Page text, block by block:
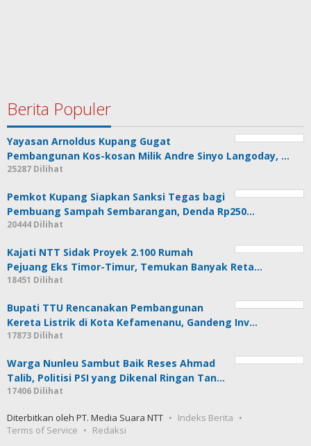
Berita Populer
Yayasan Arnoldus Kupang Gugat
Pembangunan Kos-kosan Milik Andre Sinyo Langoday, …
25287 Dilihat
Pemkot Kupang Siapkan Sanksi Tegas bagi
Pembuang Sampah Sembarangan, Denda Rp250…
20444 Dilihat
Kajati NTT Sidak Proyek 2.100 Rumah
Pejuang Eks Timor-Timur, Temukan Banyak Reta…
18451 Dilihat
Bupati TTU Rencanakan Pembangunan
Kereta Listrik di Kota Kefamenanu, Gandeng Inv…
17873 Dilihat
Warga Nunleu Sambut Baik Reses Ahmad
Talib, Politisi PSI yang Dikenal Ringan Tan…
17406 Dilihat
Diterbitkan oleh PT. Media Suara NTT
Indeks Berita
Terms of Service
Redaksi